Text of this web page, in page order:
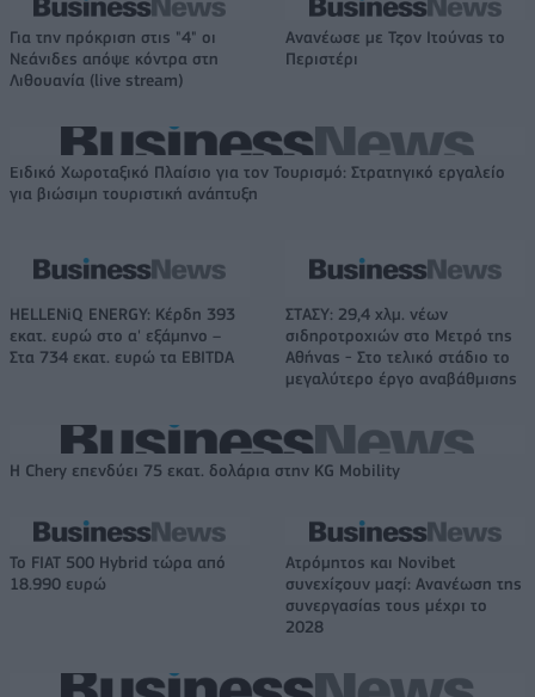
Για την πρόκριση στις "4" οι
Νεάνιδες απόψε κόντρα στη
Λιθουανία (live stream)
Ανανέωσε με Τζον Ιτούνας το
Περιστέρι
Ειδικό Χωροταξικό Πλαίσιο για τον Τουρισμό: Στρατηγικό εργαλείο
για βιώσιμη τουριστική ανάπτυξη
HELLENiQ ENERGY: Κέρδη 393
εκατ. ευρώ στο α' εξάμηνο –
Στα 734 εκατ. ευρώ τα EBITDA
ΣΤΑΣΥ: 29,4 χλμ. νέων
σιδηροτροχιών στο Μετρό της
Αθήνας - Στο τελικό στάδιο το
μεγαλύτερο έργο αναβάθμισης
Η Chery επενδύει 75 εκατ. δολάρια στην KG Mobility
Το FIAT 500 Hybrid τώρα από
18.990 ευρώ
Ατρόμητος και Novibet
συνεχίζουν μαζί: Ανανέωση της
συνεργασίας τους μέχρι το
2028